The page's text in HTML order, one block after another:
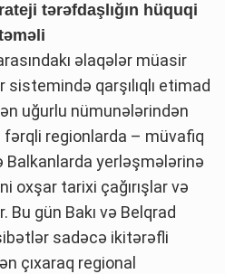
tərəfdaşlığın hüquqi
əlaqələr müasir
qarşılıqlı etimad
uğurlu nümunələrindən
fərqli regionlarda – müvafiq
Balkanlarda yerləşmələrinə
oxşar tarixi çağırışlar və
gün Bakı və Belqrad
sadəcə ikitərəfli
çıxaraq regional